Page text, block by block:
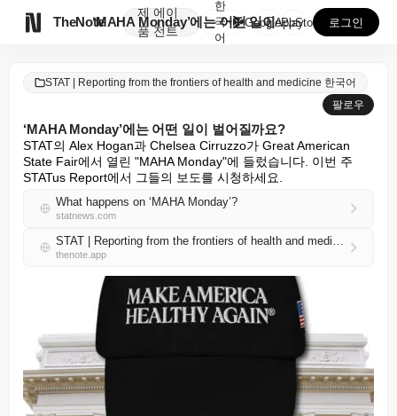
TheNote
제
품
에이
전트
‘MAHA Monday’에는 어떤 일이 벌어질까요?
한
국
어
GooglePlay
AppStore 로그인
STAT | Reporting from the frontiers of health and medicine 한국어
팔로우
‘MAHA Monday’에는 어떤 일이 벌어질까요?
STAT의 Alex Hogan과 Chelsea Cirruzzo가 Great American
State Fair에서 열린 "MAHA Monday"에 들렀습니다. 이번 주
STATus Report에서 그들의 보도를 시청하세요.
What happens on ‘MAHA Monday’?
statnews.com
STAT | Reporting from the frontiers of health and medicine 한국어 RSS
thenote.app